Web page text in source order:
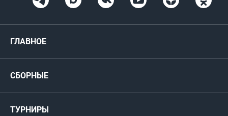
ГЛАВНОЕ
Карта болельщика
СБОРНЫЕ
ТУРНИРЫ